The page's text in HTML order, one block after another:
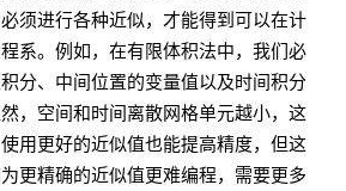
须进行各种近似，才能得到可以在计
系。例如，在有限体积法中，我们必
分、中间位置的变量值以及时间积分
，空间和时间离散网格单元越小，这
用更好的近似值也能提高精度，但这
更精确的近似值更难编程，需要更多